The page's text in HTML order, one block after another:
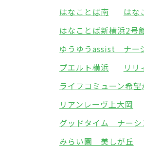
はなことば南
はな
はなことば新横浜2号
ゆうゆうassist ナー
プエルト横浜
リリ
ライフコミューン希望
リアンレーヴ上大岡
グッドタイム ナーシ
みらい園 美しが丘